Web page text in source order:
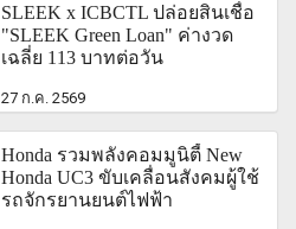
SLEEK x ICBCTL ปล่อยสินเชื่อ
"SLEEK Green Loan" ค่างวด
เฉลี่ย 113 บาทต่อวัน
27 ก.ค. 2569
Honda รวมพลังคอมมูนิตี้ New
Honda UC3 ขับเคลื่อนสังคมผู้ใช้
รถจักรยานยนต์ไฟฟ้า